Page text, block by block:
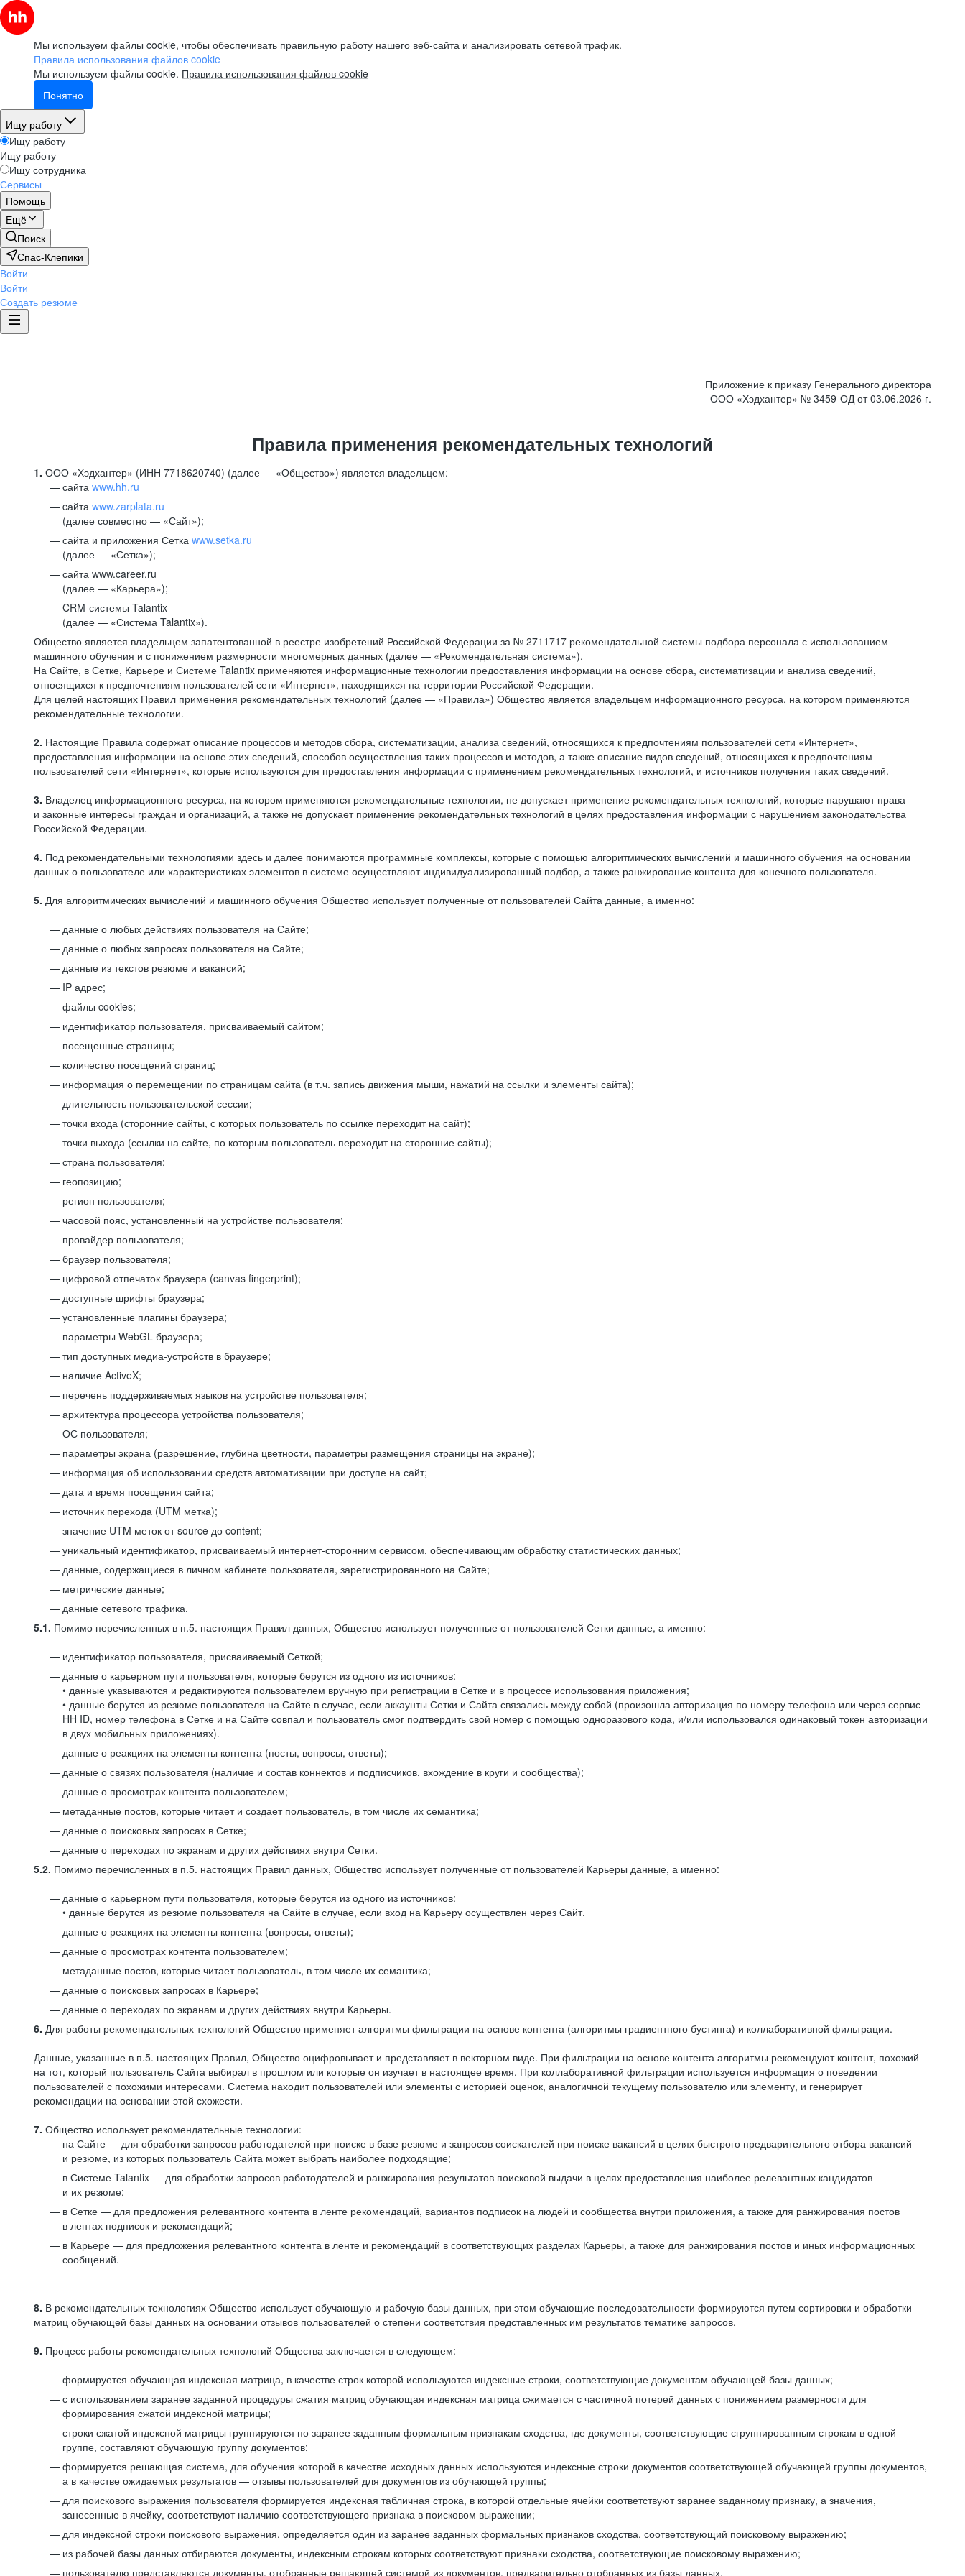
Мы используем файлы cookie, чтобы обеспечивать правильную работу нашего веб-сайта и анализировать сетевой трафик.
Правила использования файлов cookie
Мы используем файлы cookie. Правила использования файлов cookie
Понятно
Ищу работу
Ищу работу
Ищу работу
Ищу сотрудника
Сервисы
Помощь
Ещё
Поиск
Спас-Клепики
Войти
Войти
Создать резюме
Приложение к приказу Генерального директора
ООО «Хэдхантер» № 3459-ОД от 03.06.2026 г.
Правила применения рекомендательных технологий
1. ООО «Хэдхантер» (ИНН 7718620740) (далее — «Общество») является владельцем:
сайта www.hh.ru
cайта www.zarplata.ru
(далее совместно — «Сайт»);
сайта и приложения Сетка www.setka.ru
(далее — «Сетка»);
сайта www.career.ru
(далее — «Карьера»);
CRM-системы Talantix
(далее — «Система Talantix»).
Общество является владельцем запатентованной в реестре изобретений Российской Федерации за № 2711717 рекомендательной системы подбора персонала с использованием
машинного обучения и с понижением размерности многомерных данных (далее — «Рекомендательная система»).
На Сайте, в Сетке, Карьере и Системе Talantix применяются информационные технологии предоставления информации на основе сбора, систематизации и анализа сведений,
относящихся к предпочтениям пользователей сети «Интернет», находящихся на территории Российской Федерации.
Для целей настоящих Правил применения рекомендательных технологий (далее — «Правила») Общество является владельцем информационного ресурса, на котором применяются
рекомендательные технологии.
2. Настоящие Правила содержат описание процессов и методов сбора, систематизации, анализа сведений, относящихся к предпочтениям пользователей сети «Интернет»,
предоставления информации на основе этих сведений, способов осуществления таких процессов и методов, а также описание видов сведений, относящихся к предпочтениям
пользователей сети «Интернет», которые используются для предоставления информации с применением рекомендательных технологий, и источников получения таких сведений.
3. Владелец информационного ресурса, на котором применяются рекомендательные технологии, не допускает применение рекомендательных технологий, которые нарушают права
и законные интересы граждан и организаций, а также не допускает применение рекомендательных технологий в целях предоставления информации с нарушением законодательства
Российской Федерации.
4. Под рекомендательными технологиями здесь и далее понимаются программные комплексы, которые с помощью алгоритмических вычислений и машинного обучения на основании
данных о пользователе или характеристиках элементов в системе осуществляют индивидуализированный подбор, а также ранжирование контента для конечного пользователя.
5. Для алгоритмических вычислений и машинного обучения Общество использует полученные от пользователей Сайта данные, а именно:
данные о любых действиях пользователя на Сайте;
данные о любых запросах пользователя на Сайте;
данные из текстов резюме и вакансий;
IP адрес;
файлы cookies;
идентификатор пользователя, присваиваемый сайтом;
посещенные страницы;
количество посещений страниц;
информация о перемещении по страницам сайта (в т.ч. запись движения мыши, нажатий на ссылки и элементы сайта);
длительность пользовательской сессии;
точки входа (сторонние сайты, с которых пользователь по ссылке переходит на сайт);
точки выхода (ссылки на сайте, по которым пользователь переходит на сторонние сайты);
страна пользователя;
геопозицию;
регион пользователя;
часовой пояс, установленный на устройстве пользователя;
провайдер пользователя;
браузер пользователя;
цифровой отпечаток браузера (canvas fingerprint);
доступные шрифты браузера;
установленные плагины браузера;
параметры WebGL браузера;
тип доступных медиа-устройств в браузере;
наличие ActiveX;
перечень поддерживаемых языков на устройстве пользователя;
архитектура процессора устройства пользователя;
ОС пользователя;
параметры экрана (разрешение, глубина цветности, параметры размещения страницы на экране);
информация об использовании средств автоматизации при доступе на сайт;
дата и время посещения сайта;
источник перехода (UTM метка);
значение UTM меток от source до content;
уникальный идентификатор, присваиваемый интернет-сторонним сервисом, обеспечивающим обработку статистических данных;
данные, содержащиеся в личном кабинете пользователя, зарегистрированного на Сайте;
метрические данные;
данные сетевого трафика.
5.1. Помимо перечисленных в п.5. настоящих Правил данных, Общество использует полученные от пользователей Сетки данные, а именно:
идентификатор пользователя, присваиваемый Сеткой;
данные о карьерном пути пользователя, которые берутся из одного из источников:
• данные указываются и редактируются пользователем вручную при регистрации в Сетке и в процессе использования приложения;
• данные берутся из резюме пользователя на Сайте в случае, если аккаунты Сетки и Сайта связались между собой (произошла авторизация по номеру телефона или через сервис
HH ID, номер телефона в Сетке и на Сайте совпал и пользователь смог подтвердить свой номер с помощью одноразового кода, и/или использовался одинаковый токен авторизации
в двух мобильных приложениях).
данные о реакциях на элементы контента (посты, вопросы, ответы);
данные о связях пользователя (наличие и состав коннектов и подписчиков, вхождение в круги и сообщества);
данные о просмотрах контента пользователем;
метаданные постов, которые читает и создает пользователь, в том числе их семантика;
данные о поисковых запросах в Сетке;
данные о переходах по экранам и других действиях внутри Сетки.
5.2. Помимо перечисленных в п.5. настоящих Правил данных, Общество использует полученные от пользователей Карьеры данные, а именно:
данные о карьерном пути пользователя, которые берутся из одного из источников:
• данные берутся из резюме пользователя на Сайте в случае, если вход на Карьеру осуществлен через Сайт.
данные о реакциях на элементы контента (вопросы, ответы);
данные о просмотрах контента пользователем;
метаданные постов, которые читает пользователь, в том числе их семантика;
данные о поисковых запросах в Карьере;
данные о переходах по экранам и других действиях внутри Карьеры.
6. Для работы рекомендательных технологий Общество применяет алгоритмы фильтрации на основе контента (алгоритмы градиентного бустинга) и коллаборативной фильтрации.
Данные, указанные в п.5. настоящих Правил, Общество оцифровывает и представляет в векторном виде. При фильтрации на основе контента алгоритмы рекомендуют контент, похожий
на тот, который пользователь Сайта выбирал в прошлом или которые он изучает в настоящее время. При коллаборативной фильтрации используется информация о поведении
пользователей с похожими интересами. Система находит пользователей или элементы с историей оценок, аналогичной текущему пользователю или элементу, и генерирует
рекомендации на основании этой схожести.
7. Общество использует рекомендательные технологии:
на Сайте — для обработки запросов работодателей при поиске в базе резюме и запросов соискателей при поиске вакансий в целях быстрого предварительного отбора вакансий
и резюме, из которых пользователь Сайта может выбрать наиболее подходящие;
в Системе Talantix — для обработки запросов работодателей и ранжирования результатов поисковой выдачи в целях предоставления наиболее релевантных кандидатов
и их резюме;
в Сетке — для предложения релевантного контента в ленте рекомендаций, вариантов подписок на людей и сообщества внутри приложения, а также для ранжирования постов
в лентах подписок и рекомендаций;
в Карьере — для предложения релевантного контента в ленте и рекомендаций в соответствующих разделах Карьеры, а также для ранжирования постов и иных информационных
сообщений.
8. В рекомендательных технологиях Общество использует обучающую и рабочую базы данных, при этом обучающие последовательности формируются путем сортировки и обработки
матриц обучающей базы данных на основании отзывов пользователей о степени соответствия представленных им результатов тематике запросов.
9. Процесс работы рекомендательных технологий Общества заключается в следующем:
формируется обучающая индексная матрица, в качестве строк которой используются индексные строки, соответствующие документам обучающей базы данных;
с использованием заранее заданной процедуры сжатия матриц обучающая индексная матрица сжимается с частичной потерей данных с понижением размерности для
формирования сжатой индексной матрицы;
строки сжатой индексной матрицы группируются по заранее заданным формальным признакам сходства, где документы, соответствующие сгруппированным строкам в одной
группе, составляют обучающую группу документов;
формируется решающая система, для обучения которой в качестве исходных данных используются индексные строки документов соответствующей обучающей группы документов,
а в качестве ожидаемых результатов — отзывы пользователей для документов из обучающей группы;
для поискового выражения пользователя формируется индексная табличная строка, в которой отдельные ячейки соответствуют заранее заданному признаку, а значения,
занесенные в ячейку, соответствуют наличию соответствующего признака в поисковом выражении;
для индексной строки поискового выражения, определяется один из заранее заданных формальных признаков сходства, соответствующий поисковому выражению;
из рабочей базы данных отбираются документы, индексным строкам которых соответствуют признаки сходства, соответствующие поисковому выражению;
пользователю представляются документы, отобранные решающей системой из документов, предварительно отобранных из базы данных.